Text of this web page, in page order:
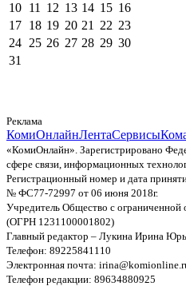
10 11 12 13 14 15 16
17 18 19 20 21 22 23
24 25 26 27 28 29 30
31
Реклама
КомиОнлайнЛентаСервисы
«КомиОнлайн». Зарегистрировано
сфере связи, информационных
Регистрационный номер и дата
№ ФС77-72997 от 06 июня 2018г.
Учредитель Общество с
(ОГРН 1231100001802)
Главный редактор – Лукина Ирина
Телефон: 89225841110
Электронная почта:
Телефон редакции: 89634880925